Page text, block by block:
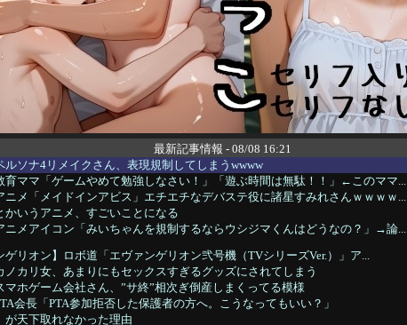
最新記事情報 - 08/08 16:21
ルソナ4リメイクさん、表現規制してしまうwwww
育ママ「ゲームやめて勉強しなさい！」「遊ぶ時間は無駄！！」←このママ...
ニメ「メイドインアビス」エチエチなデバステ役に諸星すみれさんｗｗｗｗ...
かいうアニメ、すごいことになる
ニメアイコン「みいちゃんを規制するならウシジマくんはどうなの？」→論...
ゲリオン】ロボ道「エヴァンゲリオン弐号機（TVシリーズVer.）」ア...
ノカリ女、あまりにもセックスすぎるグッズにされてしまう
マホゲーム会社さん、”サ終”相次ぎ倒産しまくってる模様
会長「PTA参加拒否した保護者の方へ。こうなってもいい？」
が天下取れなかった理由